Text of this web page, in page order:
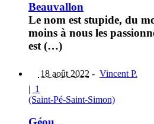
Beauvallon
Le nom est stupide, du
moins à nous les
est (…)
18 août 2022 - Vincent P.
| 1
(Saint-Pé-Saint-Simon)